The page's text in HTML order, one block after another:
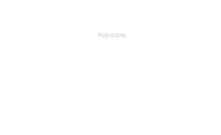
PUBLICIDAD